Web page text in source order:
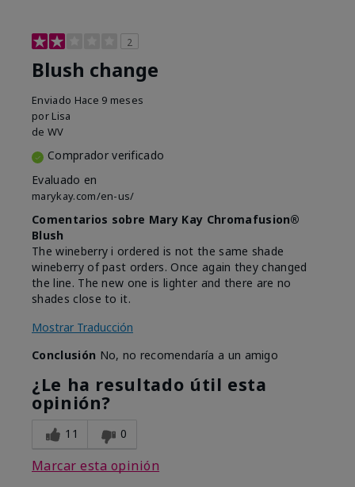
2
Blush change
Enviado Hace 9 meses
por Lisa
de WV
Comprador verificado
Evaluado en
marykay.com/en-us/
Comentarios sobre Mary Kay Chromafusion®
Blush
The wineberry i ordered is not the same shade
wineberry of past orders. Once again they changed
the line. The new one is lighter and there are no
shades close to it.
Mostrar Traducción
Conclusión No, no recomendaría a un amigo
¿Le ha resultado útil esta
opinión?
11 0
Marcar esta opinión